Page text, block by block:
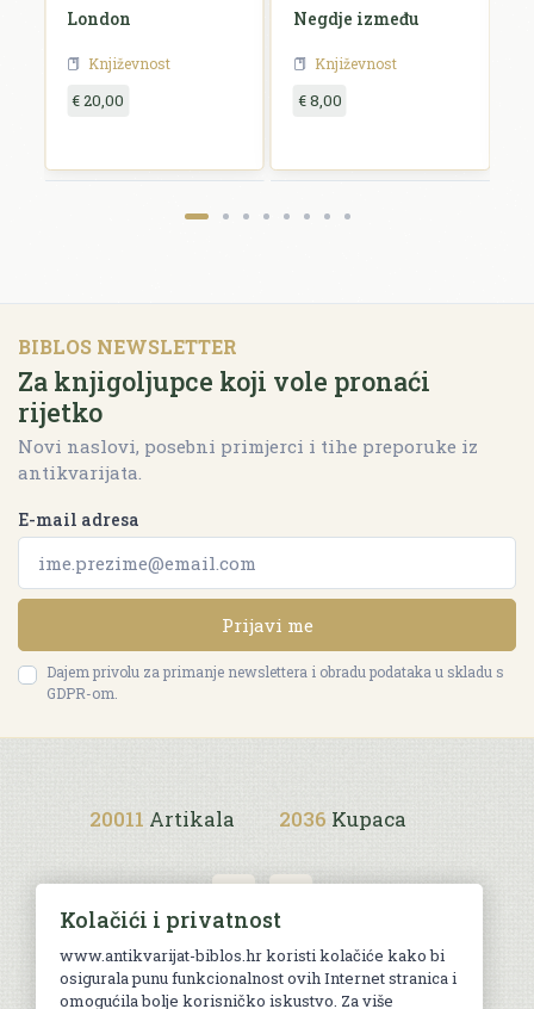
London
Književnost
€ 20,00
Negdje između
Književnost
€ 8,00
BIBLOS NEWSLETTER
Za knjigoljupce koji vole pronaći
rijetko
Novi naslovi, posebni primjerci i tihe preporuke iz
antikvarijata.
E-mail adresa
Prijavi me
Dajem privolu za primanje newslettera i obradu podataka u skladu s
GDPR-om.
20011 Artikala 2036 Kupaca
Uvjeti kupnje
Kolačići i privatnost
www.antikvarijat-biblos.hr koristi kolačiće kako bi
osigurala punu funkcionalnost ovih Internet stranica i
omogućila bolje korisničko iskustvo. Za više